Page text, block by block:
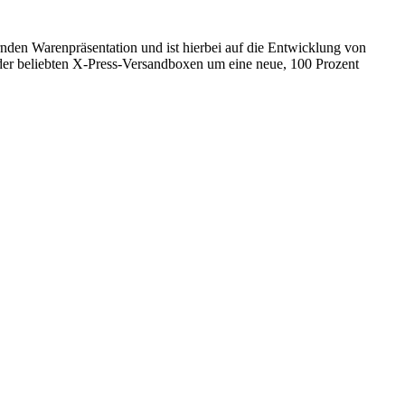
Warenpräsentation und ist hierbei auf die Entwicklung von
beliebten X-Press-Versandboxen um eine neue, 100 Prozent